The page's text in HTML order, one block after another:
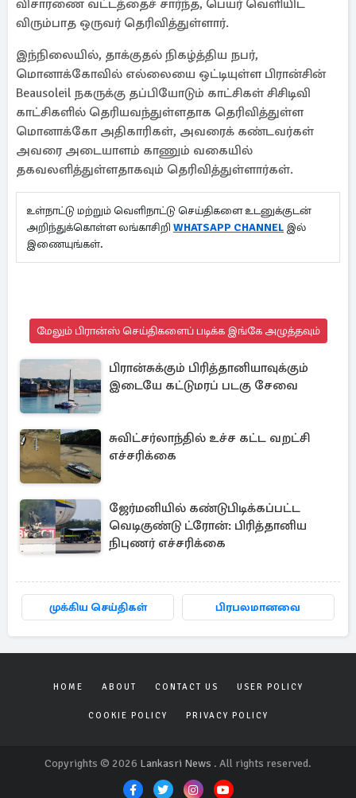
விசாரணை வட்டத்தைச் சார்ந்த, பெயர் வெளியிட
விரும்பாத ஒருவர் தெரிவித்துள்ளார்.
இந்நிலையில், தாக்குதல் நிகழ்த்திய நபர்,
மொனாக்கோவில் எல்லையை ஒட்டியுள்ள பிரான்சின்
Beausoleil நகருக்கு தப்பியோடும் காட்சிகள் சிசிடிவி
காட்சிகளில் தெரியவந்துள்ளதாக தெரிவித்துள்ள
மொனாக்கோ அதிகாரிகள், அவரைக் கண்டவர்கள்
அவரை அடையாளம் காணும் வகையில்
தகவலளித்துள்ளதாகவும் தெரிவித்துள்ளார்கள்.
உள்நாட்டு மற்றும் வெளிநாட்டு செய்திகளை உடனுக்குடன்
அறிந்துக்கொள்ள லங்காசிறி WHATSAPP CHANNEL இல்
இணையுங்கள்.
மேலும் பிரான்ஸ் செய்திகளைப் படிக்க இங்கே அழுத்தவும்
பிரான்சுக்கும் பிரித்தானியாவுக்கும்
இடையே கட்டுமரப் படகு சேவை
சுவிட்சர்லாந்தில் உச்ச கட்ட வறட்சி
எச்சரிக்கை
ஜேர்மனியில் கண்டுபிடிக்கப்பட்ட
வெடிகுண்டு ட்ரோன்: பிரித்தானிய
நிபுணர் எச்சரிக்கை
முக்கிய செய்திகள் பிரபலமானவை
HOME ABOUT CONTACT US USER POLICY
COOKIE POLICY PRIVACY POLICY
Copyrights © 2026 Lankasri News . All rights reserved.